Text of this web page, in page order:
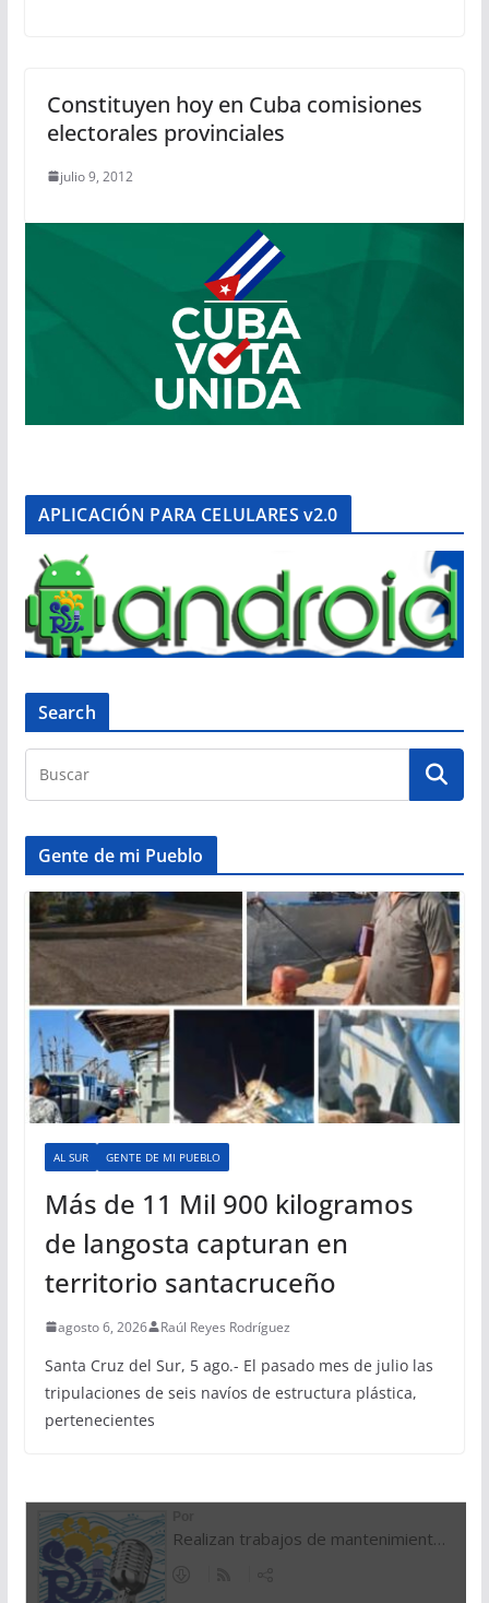
Constituyen hoy en Cuba comisiones
electorales provinciales
julio 9, 2012
APLICACIÓN PARA CELULARES v2.0
Search
Gente de mi Pueblo
AL SUR GENTE DE MI PUEBLO
Más de 11 Mil 900 kilogramos
de langosta capturan en
territorio santacruceño
agosto 6, 2026 Raúl Reyes Rodríguez
Santa Cruz del Sur, 5 ago.- El pasado mes de julio las
tripulaciones de seis navíos de estructura plástica,
pertenecientes